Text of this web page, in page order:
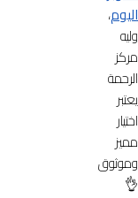
اليوم،
وليه
مركز
الرحمة
يعتبر
اختيار
مميز
وموثوق
👌